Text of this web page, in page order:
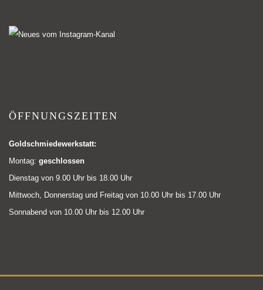
ÖFFNUNGSZEITEN
Goldschmiedewerkstatt:
Montag: geschlossen
Dienstag von 9.00 Uhr bis 18.00 Uhr
Mittwoch, Donnerstag und Freitag von 10.00 Uhr bis 17.00 Uhr
Sonnabend von 10.00 Uhr bis 12.00 Uhr